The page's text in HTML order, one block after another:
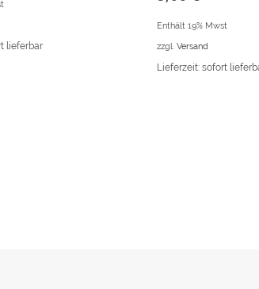
lieferbar
Enthält 19% Mwst
zzgl. Versand
Lieferzeit: sofort